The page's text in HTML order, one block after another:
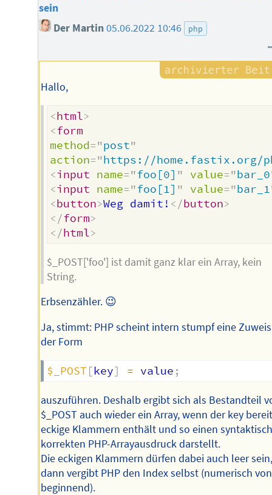
sein
Der Martin05.06.2022 10:46 php
Hallo,
<html>
<form
method="post"
action="https://home.fastix.org/
<input name="foo[0] " value="bar_0
<input name="foo[1] " value="bar_1
<button>Weg damit! </button>
</form>
</html>
$_POST['foo'] ist damit ganz klar ein Array, kein
String.
Erbsenzähler. 😉
Ja, stimmt: PHP scheint intern stumpf eine
der Form
$_POST [key] = value ;
auszuführen. Deshalb ergibt sich als Bestandteil
$_POST auch wieder ein Array, wenn der key
eckige Klammern enthält und so einen
korrekten PHP-Arrayausdruck darstellt.
Die eckigen Klammern dürfen dabei auch leer
dann vergibt PHP den Index selbst (numerisch
beginnend).